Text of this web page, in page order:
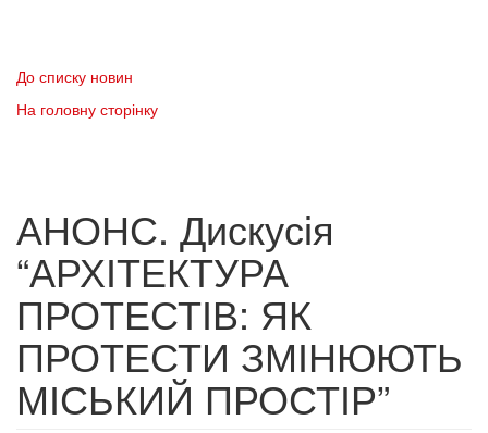
До списку новин
На головну сторінку
АНОНС. Дискусія
“АРХІТЕКТУРА
ПРОТЕСТІВ: ЯК
ПРОТЕСТИ ЗМІНЮЮТЬ
МІСЬКИЙ ПРОСТІР”